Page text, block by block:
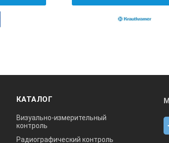
КАТАЛОГ
Визуально-измерительный
контроль
Радиографический контроль